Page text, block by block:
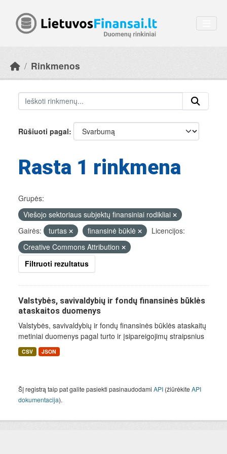
Rinkmenos
Rūšiuoti pagal
Rasta 1 rinkmena
Grupės:
Viešojo sektoriaus subjektų finansiniai rodikliai
Gairės:
turtas finansinė būklė
Licencijos:
Creative Commons Attribution
Filtruoti rezultatus
Valstybės, savivaldybių ir fondų finansinės būklės
ataskaitos duomenys
Valstybės, savivaldybių ir fondų finansinės būklės ataskaitų
metiniai duomenys pagal turto ir įsipareigojimų straipsnius
CSV JSON
Šį registrą taip pat galite pasiekti pasinaudodami API (žiūrėkiteAPI
dokumentacija).